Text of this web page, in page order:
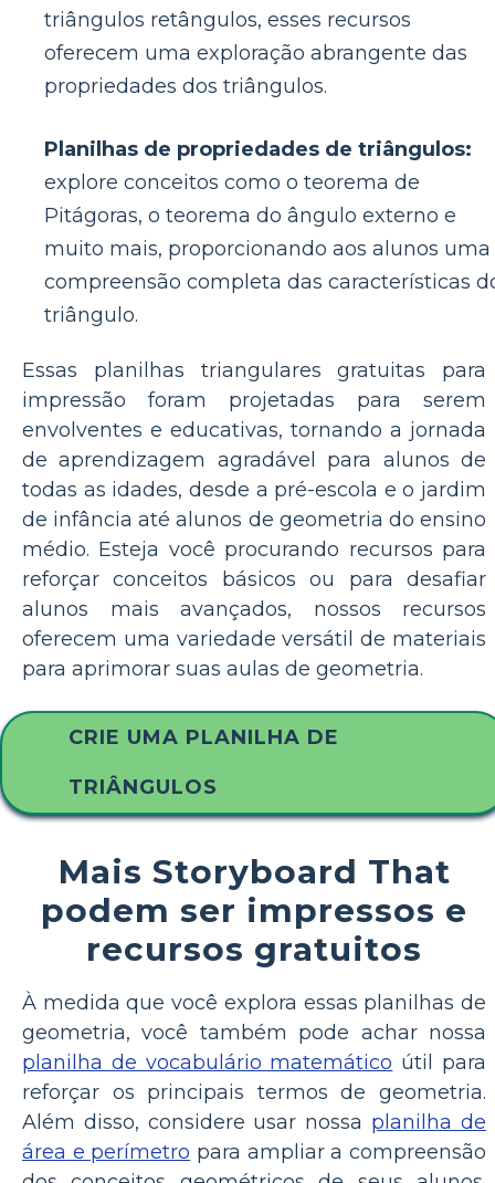
triângulos retângulos, esses recursos
oferecem uma exploração abrangente das
propriedades dos triângulos.
Planilhas de propriedades de triângulos:
explore conceitos como o teorema de
Pitágoras, o teorema do ângulo externo e
muito mais, proporcionando aos alunos uma
compreensão completa das características
triângulo.
Essas planilhas triangulares gratuitas para
impressão foram projetadas para serem
envolventes e educativas, tornando a jornada
de aprendizagem agradável para alunos de
todas as idades, desde a pré-escola e o jardim
de infância até alunos de geometria do ensino
médio. Esteja você procurando recursos para
reforçar conceitos básicos ou para desafiar
alunos mais avançados, nossos recursos
oferecem uma variedade versátil de materiais
para aprimorar suas aulas de geometria.
CRIE UMA PLANILHA DE
TRIÂNGULOS
Mais Storyboard That
podem ser impressos e
recursos gratuitos
À medida que você explora essas planilhas de
geometria, você também pode achar nossa
planilha de vocabulário matemático útil para
reforçar os principais termos de geometria.
Além disso, considere usar nossa planilha de
área e perímetro para ampliar a compreensão